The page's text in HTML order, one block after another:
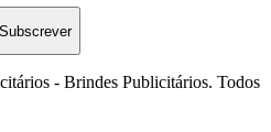
Subscrever
- Brindes Publicitários. Todos